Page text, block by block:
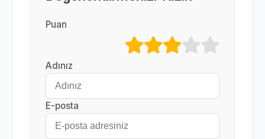
Puan
Adınız
E-posta